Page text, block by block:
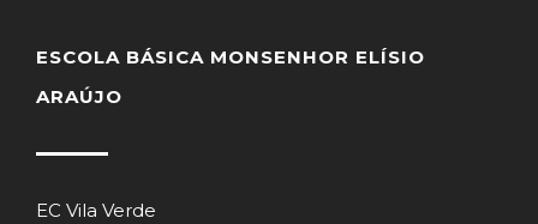
ESCOLA BÁSICA MONSENHOR ELÍSIO
ARAÚJO
EC Vila Verde